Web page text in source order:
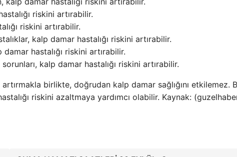
riskini artırabilir.
riskini artırabilir.
kalp damar hastalığı riskini artırabilir.
hastalığı riskini artırabilir.
sorunları, kalp damar hastalığı riskini artırabilir.
birlikte, doğrudan kalp damar sağlığını etkilemez.
riskini azaltmaya yardımcı olabilir. Kaynak: